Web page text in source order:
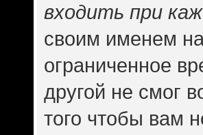
входить при
своим именем
ограниченное
другой не смог
того чтобы вам